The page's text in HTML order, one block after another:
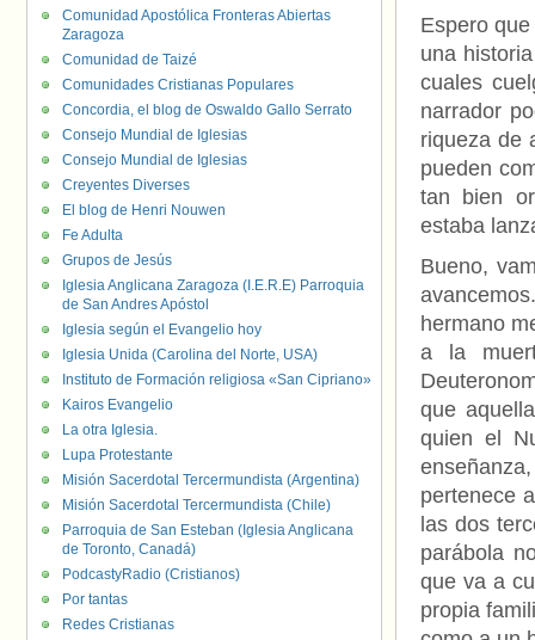
Espero
una
cuales
narrador
riqueza de
pueden
tan bien
estaba
Bueno,
hermano
a la
que
quien el
pertenece
las dos
parábola
que va a
propia
Comunidad Apostólica Fronteras Abiertas
Zaragoza
Comunidad de Taizé
Comunidades Cristianas Populares
Concordia, el blog de Oswaldo Gallo Serrato
Consejo Mundial de Iglesias
Consejo Mundial de Iglesias
Creyentes Diverses
El blog de Henri Nouwen
Fe Adulta
Grupos de Jesús
Iglesia Anglicana Zaragoza (I.E.R.E) Parroquia
de San Andres Apóstol
Iglesia según el Evangelio hoy
Iglesia Unida (Carolina del Norte, USA)
Instituto de Formación religiosa «San Cipriano»
Kairos Evangelio
La otra Iglesia.
Lupa Protestante
Misión Sacerdotal Tercermundista (Argentina)
Misión Sacerdotal Tercermundista (Chile)
Parroquia de San Esteban (Iglesia Anglicana
de Toronto, Canadá)
PodcastyRadio (Cristianos)
Por tantas
Redes Cristianas